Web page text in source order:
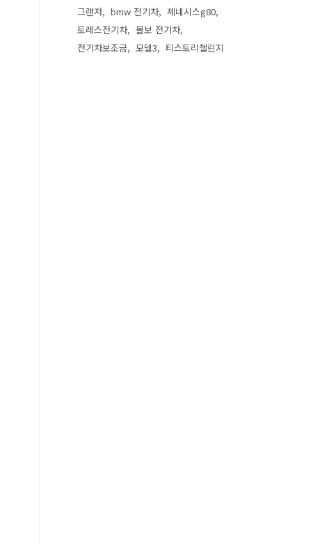
그랜저
bmw 전기차
제네시스g80
토레스전기차
볼보 전기차
전기차보조금
모델3 티스토리챌린지